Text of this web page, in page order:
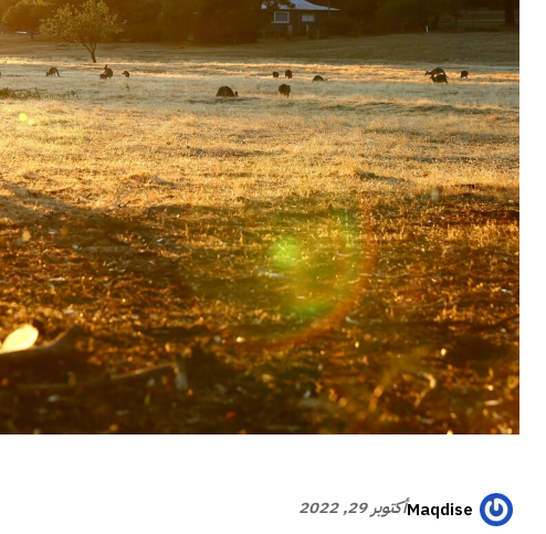
أكتوبر 29, 2022Maqdise